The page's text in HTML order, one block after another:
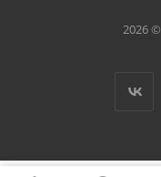
2026